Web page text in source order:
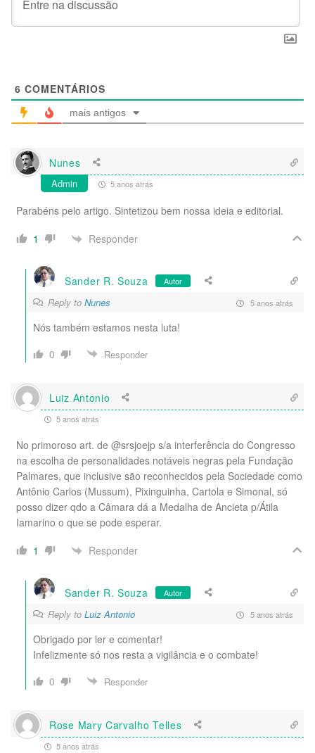
6 COMENTÁRIOS
mais antigos
Nunes
Admin 5 anos atrás
Parabéns pelo artigo. Sintetizou bem nossa ideia e editorial.
1
Responder
Sander R. Souza Autor
Reply to Nunes 5 anos atrás
Nós também estamos nesta luta!
0
Responder
Luiz Antonio
5 anos atrás
No primoroso art. de @srsjoejp s/a interferência do Congresso
na escolha de personalidades notáveis negras pela Fundação
Palmares, que inclusive são reconhecidos pela Sociedade como
Antônio Carlos (Mussum), Pixinguinha, Cartola e Simonal, só
posso dizer qdo a Câmara dá a Medalha de Ancieta p/Átila
Iamarino o que se pode esperar.
1
Responder
Sander R. Souza Autor
Reply to Luiz Antonio 5 anos atrás
Obrigado por ler e comentar!
Infelizmente só nos resta a vigilância e o combate!
0
Responder
Rose Mary Carvalho Telles
5 anos atrás